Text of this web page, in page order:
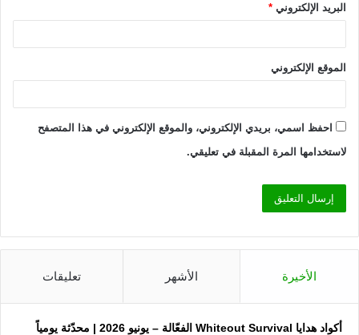
البريد الإلكتروني *
الموقع الإلكتروني
احفظ اسمي، بريدي الإلكتروني، والموقع الإلكتروني في هذا المتصفح
لاستخدامها المرة المقبلة في تعليقي.
الأخيرة الأشهر تعليقات
أكواد هدايا Whiteout Survival الفعّالة – يونيو 2026 | محدّثة يومياً